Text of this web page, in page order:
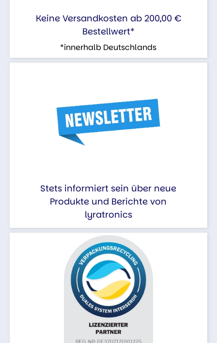
Keine Versandkosten ab 200,00 €
Bestellwert*
*innerhalb Deutschlands
Stets informiert sein über neue
Produkte und Berichte von
lyratronics